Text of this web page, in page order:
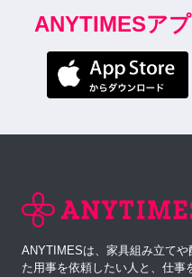
ANYTIMESア
ANYTIMESは、家具組み立て
た用事を依頼したい人と、仕事